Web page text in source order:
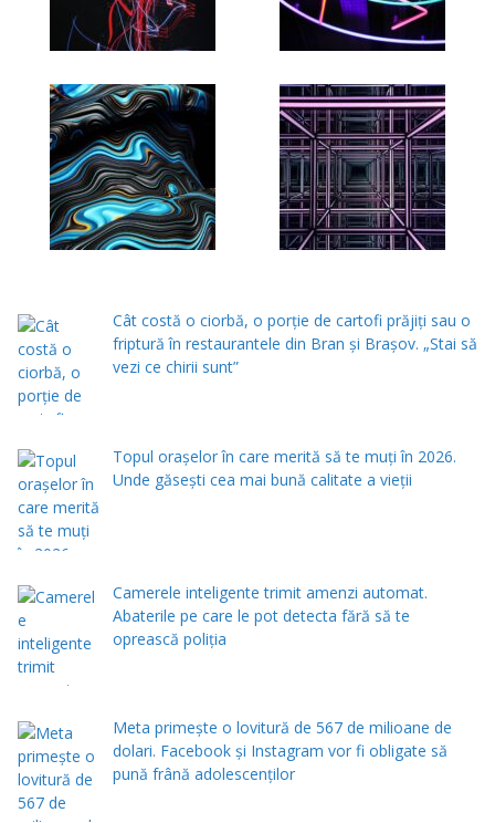
Cât costă o ciorbă, o porţie de cartofi prăjiţi sau o
friptură în restaurantele din Bran şi Braşov. „Stai să
vezi ce chirii sunt”
Topul orașelor în care merită să te muți în 2026.
Unde găsești cea mai bună calitate a vieții
Camerele inteligente trimit amenzi automat.
Abaterile pe care le pot detecta fără să te
oprească poliția
Meta primește o lovitură de 567 de milioane de
dolari. Facebook și Instagram vor fi obligate să
pună frână adolescenților